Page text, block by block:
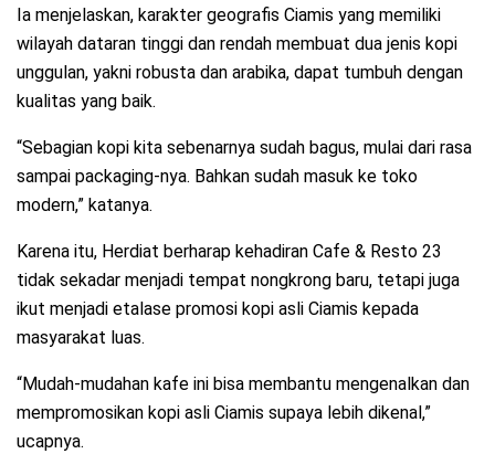
Ia menjelaskan, karakter geografis Ciamis yang memiliki
wilayah dataran tinggi dan rendah membuat dua jenis kopi
unggulan, yakni robusta dan arabika, dapat tumbuh dengan
kualitas yang baik.
“Sebagian kopi kita sebenarnya sudah bagus, mulai dari rasa
sampai packaging-nya. Bahkan sudah masuk ke toko
modern,” katanya.
Karena itu, Herdiat berharap kehadiran Cafe & Resto 23
tidak sekadar menjadi tempat nongkrong baru, tetapi juga
ikut menjadi etalase promosi kopi asli Ciamis kepada
masyarakat luas.
“Mudah-mudahan kafe ini bisa membantu mengenalkan dan
mempromosikan kopi asli Ciamis supaya lebih dikenal,”
ucapnya.